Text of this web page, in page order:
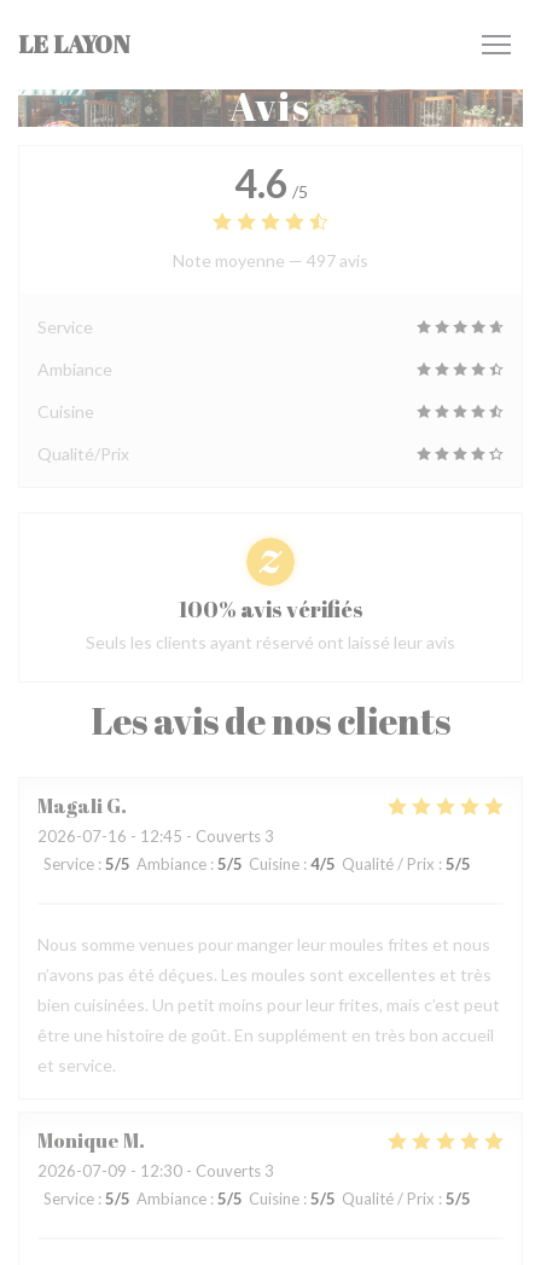
LE LAYON
Avis
Les avis de nos clients
MagaliG
2026-07-16 - 12:45 - Couverts 3
Service : 5/5 Ambiance : 5/5 Cuisine : 4/5 Qualité / Prix : 5/5
Nous somme venues pour manger leur moules frites et nous
n’avons pas été déçues. Les moules sont excellentes et très
bien cuisinées. Un petit moins pour leur frites, mais c’est peut
être une histoire de goût. En supplément en très bon accueil
et service.
MoniqueM
2026-07-09 - 12:30 - Couverts 3
Service : 5/5 Ambiance : 5/5 Cuisine : 5/5 Qualité / Prix : 5/5
4.6 /5
Note moyenne — 497 avis
Service
Ambiance
Cuisine
Qualité/Prix
100% avis vérifiés
Seuls les clients ayant réservé ont laissé leur avis